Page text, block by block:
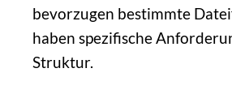
bevorzugen bestimmte
haben spezifische
Struktur.